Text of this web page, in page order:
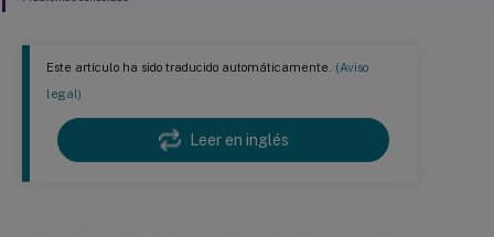
Este artículo ha sido traducido automáticamente. (Aviso
legal)
Leer en inglés